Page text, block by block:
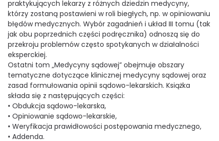
praktykujących lekarzy z różnych dziedzin medycyny,
którzy zostaną postawieni w roli biegłych, np. w opiniowaniu
błędów medycznych. Wybór zagadnień i układ III tomu (tak
jak obu poprzednich części podręcznika) odnoszą się do
przekroju problemów często spotykanych w działalności
eksperckiej.
Ostatni tom „Medycyny sądowej” obejmuje obszary
tematyczne dotyczące klinicznej medycyny sądowej oraz
zasad formułowania opinii sądowo-lekarskich. Książka
składa się z następujących części:
• Obdukcja sądowo-lekarska,
• Opiniowanie sądowo-lekarskie,
• Weryfikacja prawidłowości postępowania medycznego,
• Addenda.